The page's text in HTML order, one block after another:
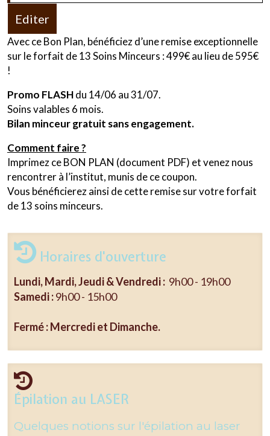
Editer
Avec ce Bon Plan, bénéficiez d’une remise exceptionnelle
sur le forfait de 13 Soins Minceurs : 499€ au lieu de 595€
!
Promo FLASHdu 14/06 au 31/07.
Soins valables 6 mois.
Bilan minceur gratuit sans engagement.
Comment faire ?
Imprimez ce BON PLAN (document PDF) et venez nous
rencontrer à l’institut, munis de ce coupon.
Vous bénéficierez ainsi de cette remise sur votre forfait
de 13 soins minceurs.
Horaires d'ouverture
Lundi, Mardi, Jeudi & Vendredi : 9h00 - 19h00
Samedi :9h00 - 15h00
Fermé : Mercredi et Dimanche.
Épilation au LASER
Quelques notions sur l'épilation au laser